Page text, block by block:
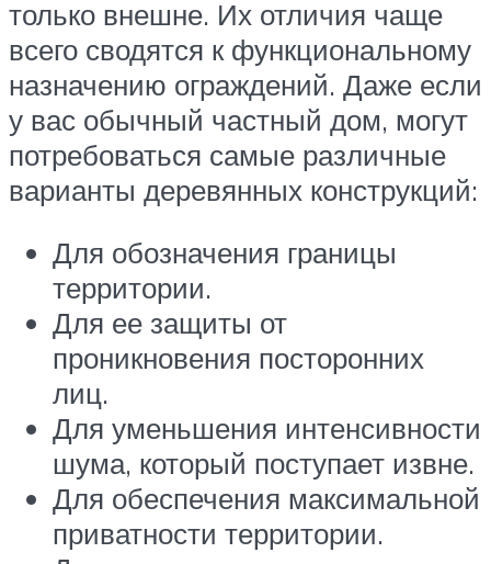
только внешне. Их отличия чаще
всего сводятся к функциональному
назначению ограждений. Даже если
у вас обычный частный дом, могут
потребоваться самые различные
варианты деревянных конструкций:
Для обозначения границы
территории.
Для ее защиты от
проникновения посторонних
лиц.
Для уменьшения интенсивности
шума, который поступает извне.
Для обеспечения максимальной
приватности территории.